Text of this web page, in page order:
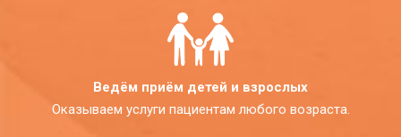
Ведём приём детей и взрослых
Оказываем услуги пациентам любого возраста.